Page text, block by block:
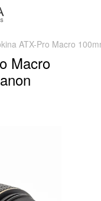
ATX-Pro Macro
Macro